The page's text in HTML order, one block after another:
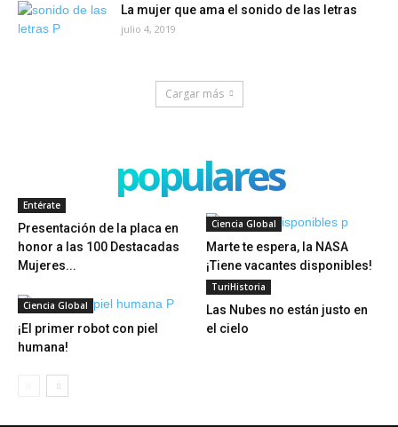
La mujer que ama el sonido de las letras
julio 4, 2019
Cargar más
populares
Entérate
Presentación de la placa en
honor a las 100 Destacadas
Mujeres...
Ciencia Global
Marte te espera, la NASA
¡Tiene vacantes disponibles!
Ciencia Global
¡El primer robot con piel
humana!
TuriHistoria
Las Nubes no están justo en
el cielo